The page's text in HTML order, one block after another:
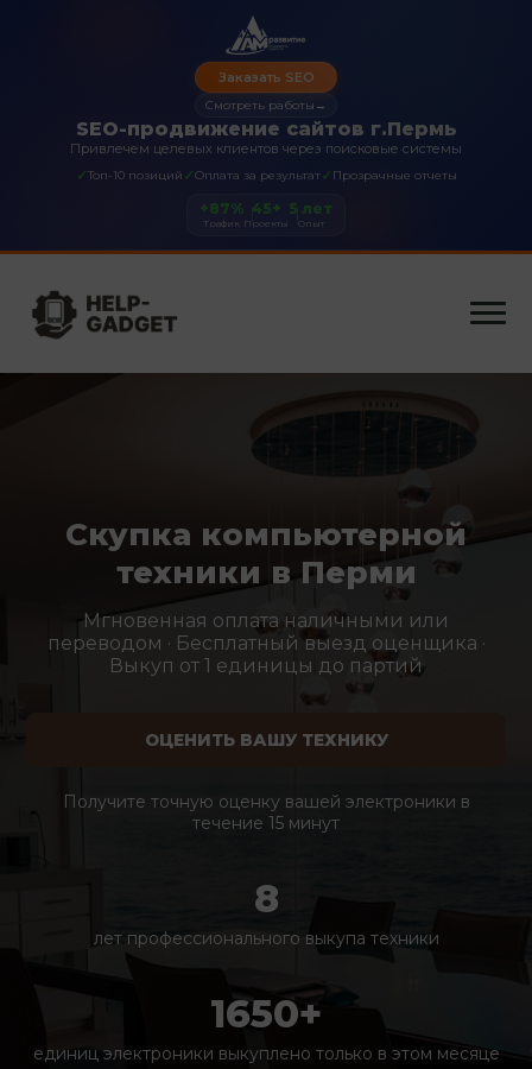
SEO-продвижение сайтов г.Пермь
Привлечем целевых клиентов через поисковые системы
✓Топ-10 позиций ✓Оплата за результат✓ Прозрачные отчеты
Заказать SEO
Смотреть работы →
+87%
Трафик
45+
Проекты
5 лет
Опыт
Скупка компьютерной
техники в Перми
Мгновенная оплата наличными или
переводом · Бесплатный выезд оценщика ·
Выкуп от 1 единицы до партий
ОЦЕНИТЬ ВАШУ ТЕХНИКУ
Получите точную оценку вашей электроники в
течение 15 минут
8
лет профессионального выкупа техники
1650+
единиц электроники выкуплено только в этом месяце